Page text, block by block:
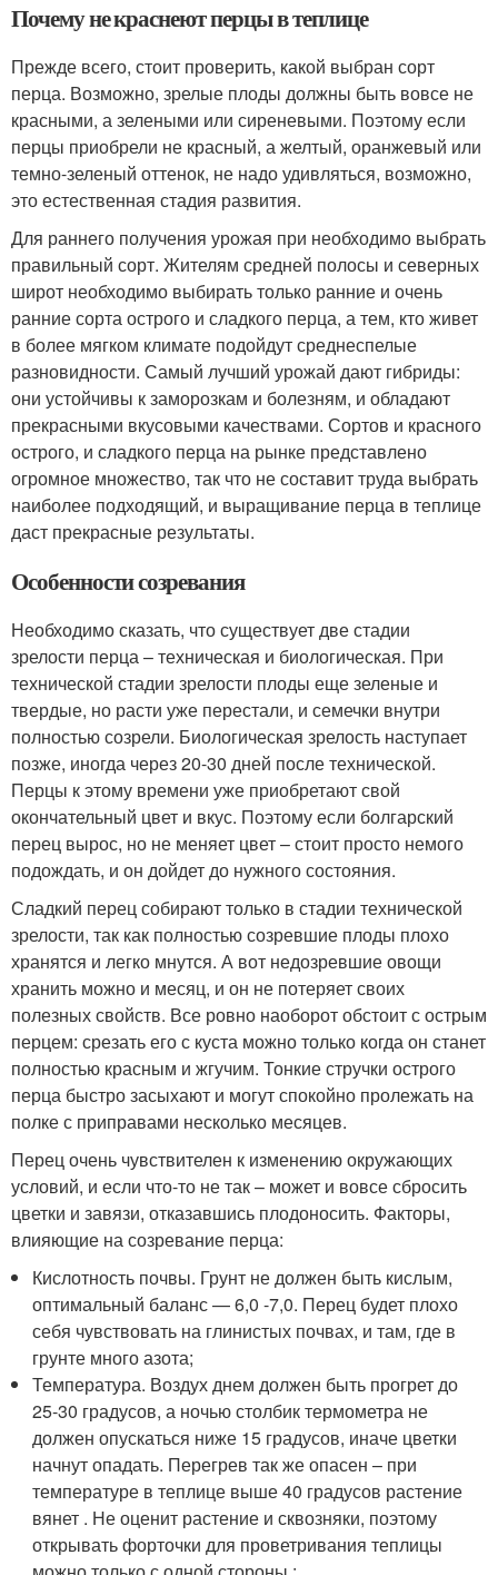
Почему не краснеют перцы в теплице
Прежде всего, стоит проверить, какой выбран сорт
перца. Возможно, зрелые плоды должны быть вовсе не
красными, а зелеными или сиреневыми. Поэтому если
перцы приобрели не красный, а желтый, оранжевый или
темно-зеленый оттенок, не надо удивляться, возможно,
это естественная стадия развития.
Для раннего получения урожая при необходимо выбрать
правильный сорт. Жителям средней полосы и северных
широт необходимо выбирать только ранние и очень
ранние сорта острого и сладкого перца, а тем, кто живет
в более мягком климате подойдут среднеспелые
разновидности. Самый лучший урожай дают гибриды:
они устойчивы к заморозкам и болезням, и обладают
прекрасными вкусовыми качествами. Сортов и красного
острого, и сладкого перца на рынке представлено
огромное множество, так что не составит труда выбрать
наиболее подходящий, и выращивание перца в теплице
даст прекрасные результаты.
Особенности созревания
Необходимо сказать, что существует две стадии
зрелости перца – техническая и биологическая. При
технической стадии зрелости плоды еще зеленые и
твердые, но расти уже перестали, и семечки внутри
полностью созрели. Биологическая зрелость наступает
позже, иногда через 20-30 дней после технической.
Перцы к этому времени уже приобретают свой
окончательный цвет и вкус. Поэтому если болгарский
перец вырос, но не меняет цвет – стоит просто немого
подождать, и он дойдет до нужного состояния.
Сладкий перец собирают только в стадии технической
зрелости, так как полностью созревшие плоды плохо
хранятся и легко мнутся. А вот недозревшие овощи
хранить можно и месяц, и он не потеряет своих
полезных свойств. Все ровно наоборот обстоит с острым
перцем: срезать его с куста можно только когда он станет
полностью красным и жгучим. Тонкие стручки острого
перца быстро засыхают и могут спокойно пролежать на
полке с приправами несколько месяцев.
Перец очень чувствителен к изменению окружающих
условий, и если что-то не так – может и вовсе сбросить
цветки и завязи, отказавшись плодоносить. Факторы,
влияющие на созревание перца:
Кислотность почвы. Грунт не должен быть кислым,
оптимальный баланс — 6,0 -7,0. Перец будет плохо
себя чувствовать на глинистых почвах, и там, где в
грунте много азота;
Температура. Воздух днем должен быть прогрет до
25-30 градусов, а ночью столбик термометра не
должен опускаться ниже 15 градусов, иначе цветки
начнут опадать. Перегрев так же опасен – при
температуре в теплице выше 40 градусов растение
вянет . Не оценит растение и сквозняки, поэтому
открывать форточки для проветривания теплицы